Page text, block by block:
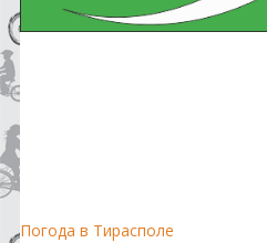
Погода в Тирасполе